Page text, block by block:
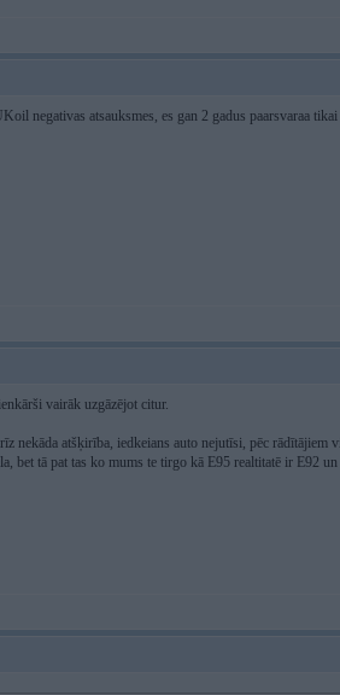
negativas atsauksmes, es gan 2 gadus paarsvaraa
vairāk uzgāzējot citur.
nekāda atšķirība, iedkeians auto nejutīsi, pēc rādītājiem
bet tā pat tas ko mums te tirgo kā E95 realtitatē ir E92